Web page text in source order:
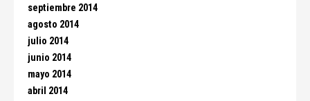
septiembre 2014
agosto 2014
julio 2014
junio 2014
mayo 2014
abril 2014